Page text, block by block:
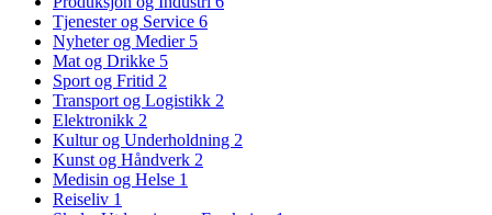
Tjenester og Service 6
Nyheter og Medier 5
Mat og Drikke 5
Sport og Fritid 2
Transport og Logistikk 2
Elektronikk 2
Kultur og Underholdning 2
Kunst og Håndverk 2
Medisin og Helse 1
Reiseliv 1